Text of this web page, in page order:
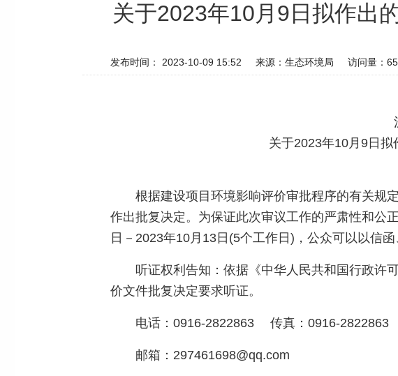
关于2023年10月9日拟作出
发布时间： 2023-10-09 15:52 来源：生态环境局 访问量：
关于2023年10月9日
根据建设项目环境影响评价审批程序的有关规
作出批复决定。为保证此次审议工作的严肃性和公
日－2023年10月13日(5个工作日)，公众可以以信
听证权利告知：依据《中华人民共和国行政许
价文件批复决定要求听证。
电话：0916-2822863 传真：0916-
邮箱：297461698@qq.com